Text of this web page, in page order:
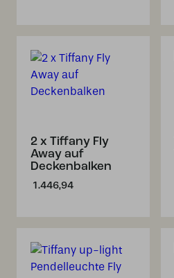
2 x Tiffany Fly
Away auf
Deckenbalken
1.446,94